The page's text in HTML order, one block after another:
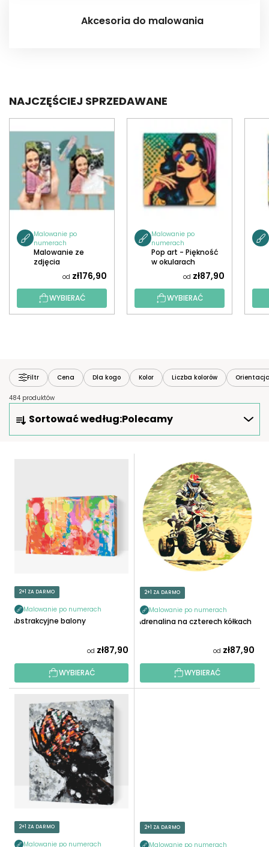
Akcesoria do malowania
NAJCZĘŚCIEJ SPRZEDAWANE
Malowanie po
numerach
Malowanie ze
zdjęcia
od zł176,90
WYBIERAĆ
Malowanie po
numerach
Pop art - Piękność
w okularach
od zł87,90
WYBIERAĆ
Filtr Cena Dla kogo Kolor Liczba kolorów
484 produktów
O
R
O
D
U
K
W
Sortować według:Polecamy
U
K
T
2+1 ZA DARMO
Malowanie po numerach
Abstrakcyjne balony
od zł87,90
WYBIERAĆ
2+1 ZA DARMO
Malowanie po numerach
Adrenalina na czterech kółkach
od zł87,90
WYBIERAĆ
2+1 ZA DARMO
Malowanie po numerach
2+1 ZA DARMO
Malowanie po numerach